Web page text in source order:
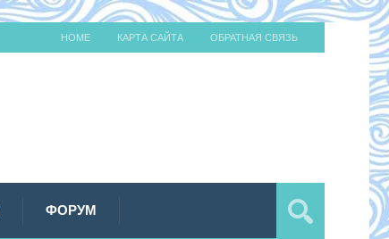
HOME КАРТА САЙТА ОБРАТНАЯ СВЯЗЬ
ФОРУМ